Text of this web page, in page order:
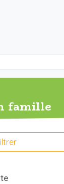
famille